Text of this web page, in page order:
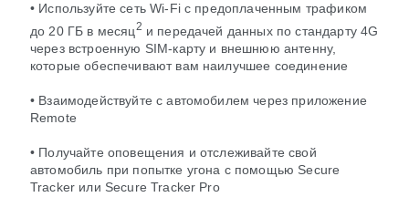
• Используйте сеть Wi-Fi с предоплаченным трафиком
до 20 ГБ в месяц2 и передачей данных по стандарту 4G
через встроенную SIM-карту и внешнюю антенну,
которые обеспечивают вам наилучшее соединение
• Взаимодействуйте с автомобилем через приложение
Remote
• Получайте оповещения и отслеживайте свой
автомобиль при попытке угона с помощью Secure
Tracker или Secure Tracker Pro